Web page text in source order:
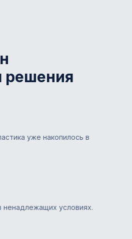
решения
уже накопилось в
ненадлежащих условиях.